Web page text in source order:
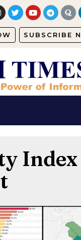
SUBSCRIBE
Index